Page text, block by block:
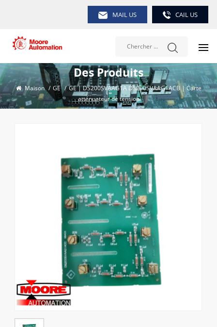
MAIL US CAIL US
Des Produits
Maison / GE / GE | DS200SVAAG1A DS200SVAAG1ACB | Carte
atténuateur de tension